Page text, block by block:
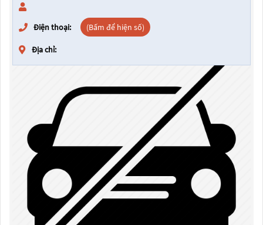
Điện thoại: (Bấm để hiện số)
Địa chỉ: